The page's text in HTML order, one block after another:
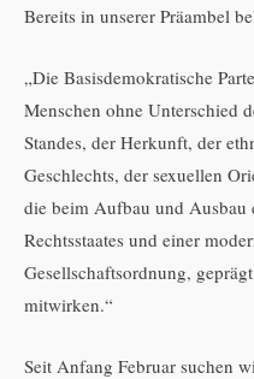
Bereits in unserer Präambel
„Die Basisdemokratische
Menschen ohne Unterschied
Standes, der Herkunft, der
Geschlechts, der sexuellen
die beim Aufbau und Ausbau
Rechtsstaates und einer
Gesellschaftsordnung,
mitwirken.“
Seit Anfang Februar suchen